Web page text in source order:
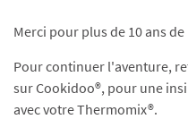
Merci pour plus de 10 ans
Pour continuer l'aventure,
sur Cookidoo®, pour une
avec votre Thermomix®.